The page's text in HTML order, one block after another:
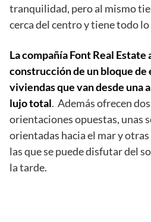
tranquilidad, pero al mismo
cerca del centro y tiene todo lo
La compañía Font Real Estate
construcción de un bloque de
viviendas que van desde una
lujo total. Además ofrecen
orientaciones opuestas, unas
orientadas hacia el mar y
las que se puede disfutar del
la tarde.